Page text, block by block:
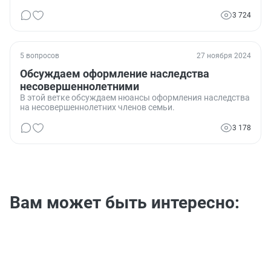
3 724
5 вопросов 27 ноября 2024
Обсуждаем оформление наследства
несовершеннолетними
В этой ветке обсуждаем нюансы оформления наследства
на несовершеннолетних членов семьи.
3 178
Вам может быть интересно: